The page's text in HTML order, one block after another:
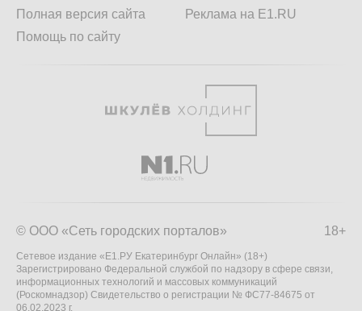
Полная версия сайта
Помощь по сайту
Реклама на E1.RU
18+
© ООО «Сеть городских порталов»
Сетевое издание «Е1.РУ Екатеринбург Онлайн» (18+)
Зарегистрировано Федеральной службой по надзору в сфере связи,
информационных технологий и массовых коммуникаций
(Роскомнадзор) Свидетельство о регистрации № ФС77-84675 от
06.02.2023 г.